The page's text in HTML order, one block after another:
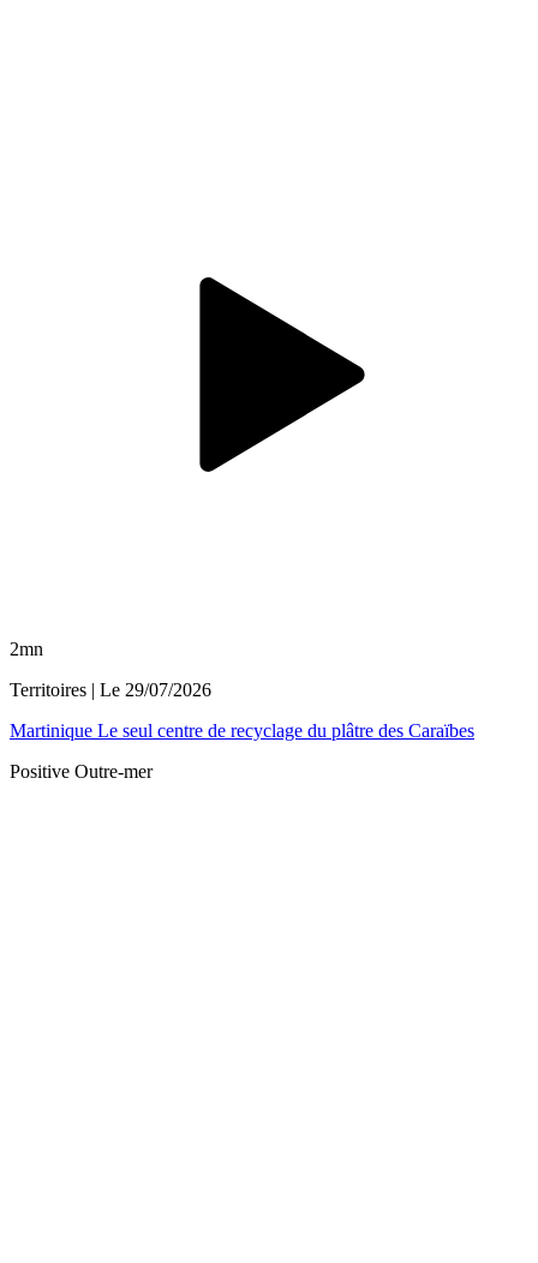
2mn
Territoires | Le 29/07/2026
Martinique Le seul centre de recyclage du plâtre des Caraïbes
Positive Outre-mer